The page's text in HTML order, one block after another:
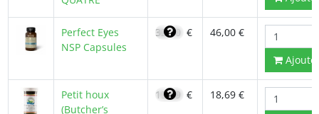
Perfect Eyes
NSP Capsules
32,70 € 46,00 €
Petit houx
(Butcher’s
15,89 € 18,69 €